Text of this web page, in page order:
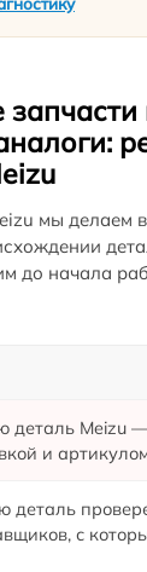
мы делаем
до начала
деталь Meizu
и
деталь
с